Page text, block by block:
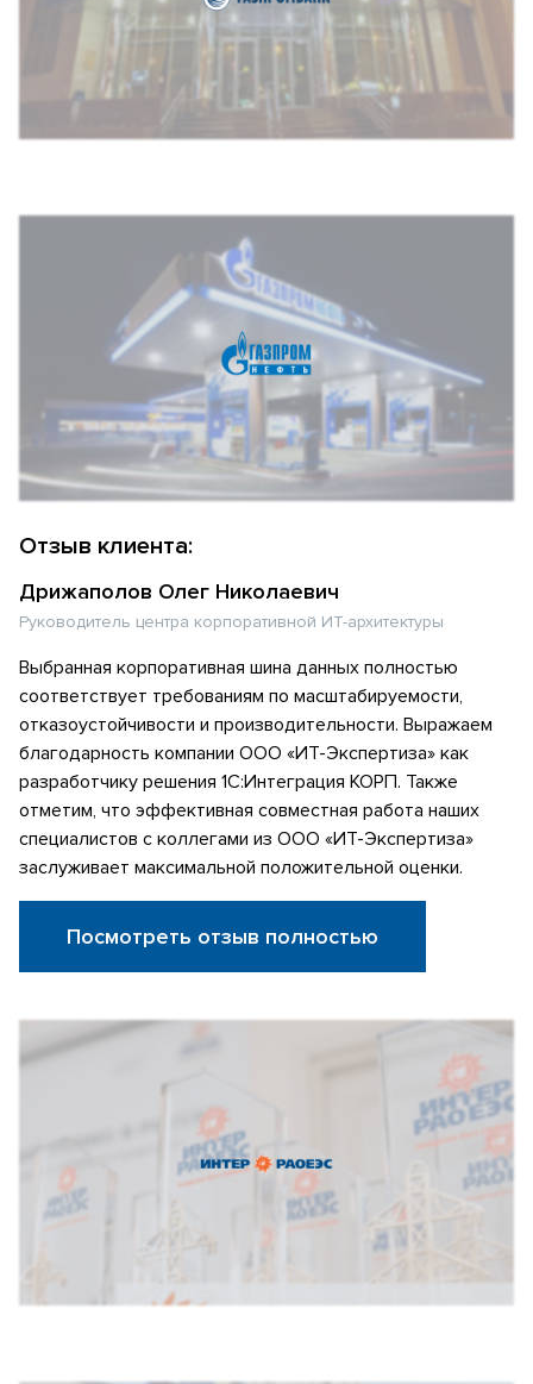
Отзыв клиента:
Дрижаполов Олег Николаевич
Руководитель центра корпоративной ИТ-архитектуры
Выбранная корпоративная шина данных полностью
соответствует требованиям по масштабируемости,
отказоустойчивости и производительности. Выражаем
благодарность компании ООО «ИТ-Экспертиза» как
разработчику решения 1С:Интеграция КОРП. Также
отметим, что эффективная совместная работа наших
специалистов с коллегами из ООО «ИТ-Экспертиза»
заслуживает максимальной положительной оценки.
Посмотреть отзыв полностью